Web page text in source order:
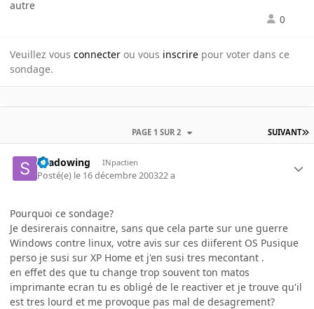
autre
0
Veuillez vous connecter ou vous inscrire pour voter dans ce
sondage.
SUIVANT
PAGE 1 SUR 2
shadowing INpactien
Posté(e) le 16 décembre 200322 a
Pourquoi ce sondage?
Je desirerais connaitre, sans que cela parte sur une guerre
Windows contre linux, votre avis sur ces diiferent OS Pusique
perso je susi sur XP Home et j'en susi tres mecontant .
en effet des que tu change trop souvent ton matos
imprimante ecran tu es obligé de le reactiver et je trouve qu'il
est tres lourd et me provoque pas mal de desagrement?